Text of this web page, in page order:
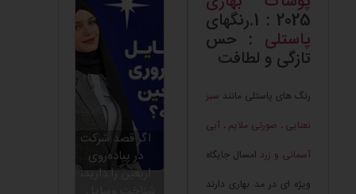
2025 : 1.رنگهای
پاستلی : حس
تازگی و لطافت
رنگ های پاستلی مانند سبز
نعنایی ، صورتی ملایم ، آبی
آسمانی و زرد امسال جایگاه
ویژه ای در مد بهاری دارند
اگر قصد شرکت
در پیاده‌روی
اربعین را دارید،